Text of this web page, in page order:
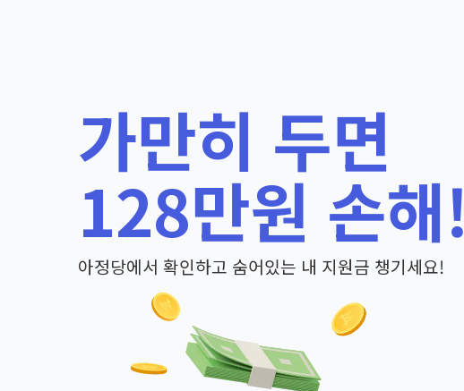
가만히 두면
128만원 손해!
아정당에서 확인하고 숨어있는 내 지원금 챙기세요!